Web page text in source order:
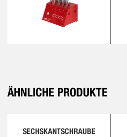
ÄHNLICHE PRODUKTE
SECHSKANTSCHRAUBE